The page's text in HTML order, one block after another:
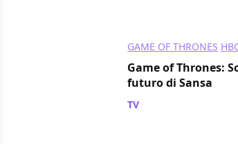
GAME OF THRONES
Game of Thrones:
futuro di Sansa
TV